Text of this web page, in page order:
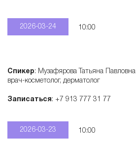
2026-03-24 10:00
Спикер: Музафярова Татьяна Павловна
врач-косметолог, дерматолог
Записаться: +7 913 777 31 77
2026-03-23 10:00